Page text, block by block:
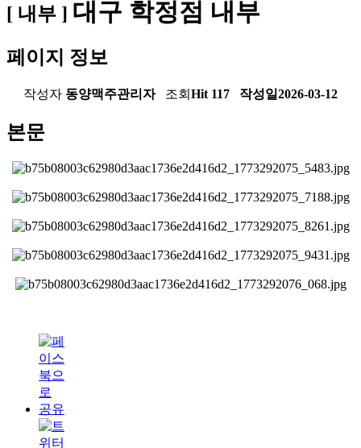
[ 내부 ] 대구 학정점 내부
페이지 정보
작성자 동양맥주관리자 조회 Hit 117 작성일2026-03-12
본문